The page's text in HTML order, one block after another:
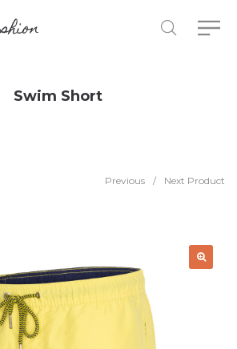
Swim Short
Previous / Next Product